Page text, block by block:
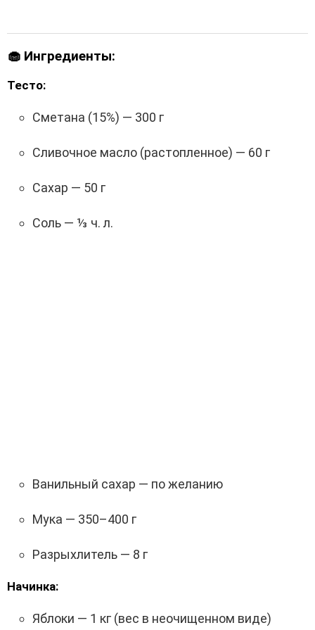
🧁 Ингредиенты:
Тесто:
Сметана (15%) — 300 г
Сливочное масло (растопленное) — 60 г
Сахар — 50 г
Соль — ⅓ ч. л.
Ванильный сахар — по желанию
Мука — 350–400 г
Разрыхлитель — 8 г
Начинка:
Яблоки — 1 кг (вес в неочищенном виде)